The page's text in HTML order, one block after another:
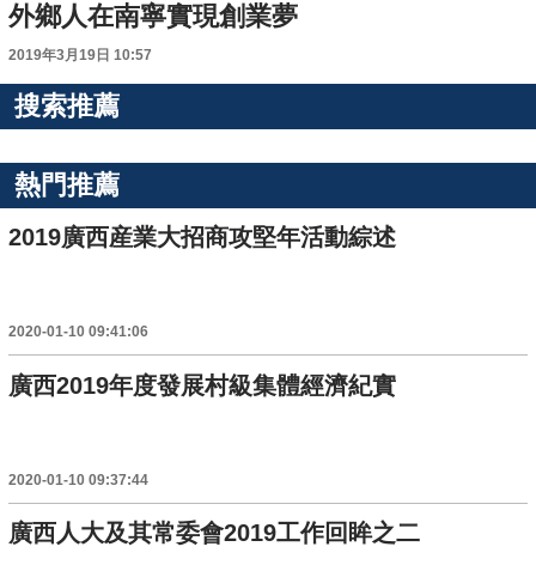
外鄉人在南寧實現創業夢
2019年3月19日 10:57
搜索推薦
熱門推薦
2019廣西産業大招商攻堅年活動綜述
2020-01-10 09:41:06
廣西2019年度發展村級集體經濟紀實
2020-01-10 09:37:44
廣西人大及其常委會2019工作回眸之二